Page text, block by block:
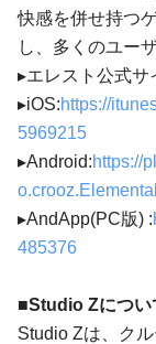
快感を併せ持つ
し、多くのユー
▸エレスト公式サ
▸iOS:https://
5969215
▸Android:https://
▸AndApp(PC版) :
485376
■Studio Zについ
Studio Zは、ク